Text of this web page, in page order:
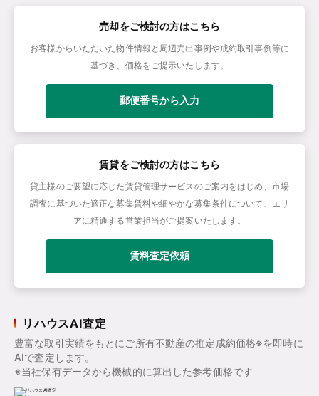
売却をご検討の方はこちら
お客様からいただいた物件情報と周辺売出事例や成約取引事例等に
基づき、価格をご提示いたします。
郵便番号から入力
賃貸をご検討の方はこちら
貸主様のご要望に応じた賃貸管理サービスのご案内をはじめ、市場
調査に基づいた適正な募集賃料や細やかな募集条件について、エリ
アに精通する営業担当がご提案いたします。
賃料査定依頼
リハウスAI査定
豊富な取引実績をもとにご所有不動産の推定成約価格※を即時に
AIで査定します。
※当社保有データから機械的に算出した参考価格です